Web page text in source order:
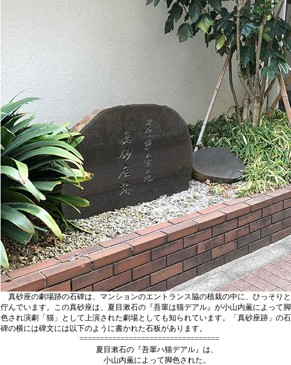
真砂座の劇場跡の石碑は、マンションのエントランス脇の植栽の中に、ひっそりと
佇んでいます。この真砂座は、夏目漱石の『吾輩は猫デアル』が小山内薫によって脚
色され演劇「猫」として上演された劇場としても知られています。「真砂座跡」の石
碑の横には碑文には以下のように書かれた石板があります。
==================================
夏目漱石の『吾輩ハ猫デアル』は、
小山内薫によって脚色された。